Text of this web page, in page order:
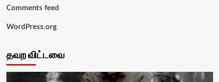
Comments feed
WordPress.org
தவற விட்டவை